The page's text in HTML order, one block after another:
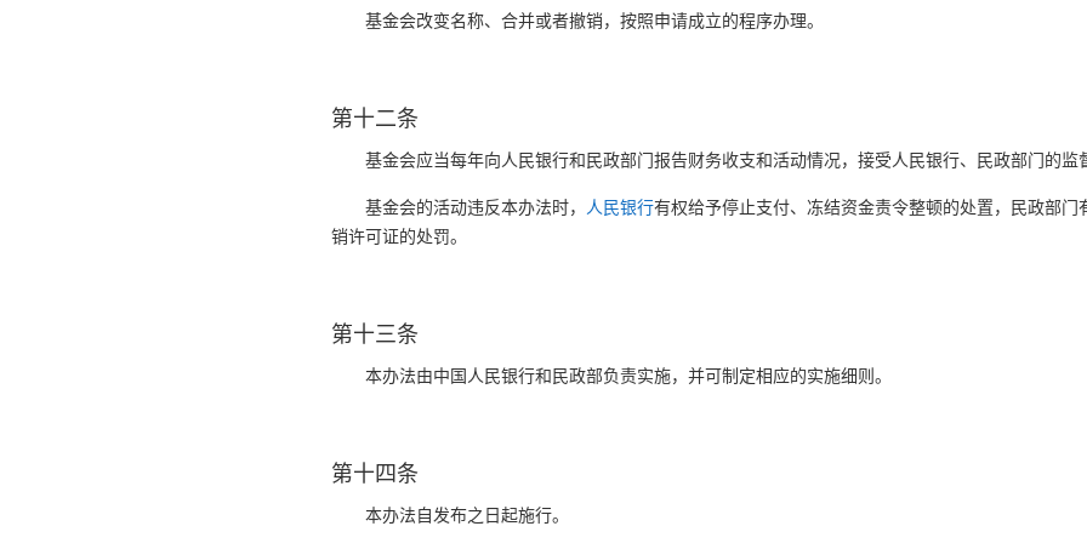
基金会改变名称、合并或者撤销，按照申请成立的程序办理。
第十二条
基金会应当每年向人民银行和民政部门报告财务收支和活动情况，接受人民银行、民政部门的监
基金会的活动违反本办法时， 人民银行有权给予停止支付、冻结资金责令整顿的处置，民政部门
销许可证的处罚。
第十三条
本办法由中国人民银行和民政部负责实施，并可制定相应的实施细则。
第十四条
本办法自发布之日起施行。